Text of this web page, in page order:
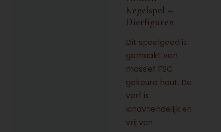
Kegelspel –
Dierfiguren
Dit speelgoed is
gemaakt van
massief FSC
gekeurd hout. De
verf is
kindvriendelijk en
vrij van